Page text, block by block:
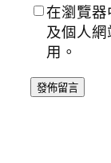
在瀏覽
及個人
用。